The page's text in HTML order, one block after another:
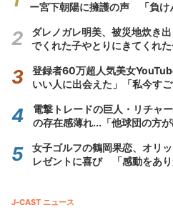
ー宮下朝陽に擁護の声 「負け
ダレノガレ明美、被災地炊き
でくれた子やとりにきてくれた
登録者60万超人気美女
いい人に出会えた」「私今すご
電撃トレードの巨人・リチャ
の存在感薄れ...「他球団の方
女子ゴルフの鶴岡果恋、オリ
レゼントに喜び 「感動をあり
J-CAST ニュース